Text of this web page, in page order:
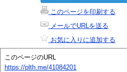
このページを印刷する
メールでURLを送る
お気に入りに追加する
このページのURL
https://plth.me/41084201